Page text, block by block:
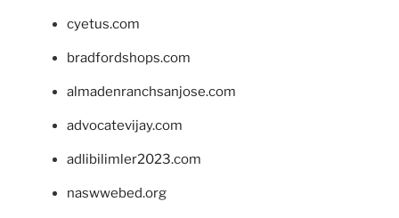
cyetus.com
bradfordshops.com
almadenranchsanjose.com
advocatevijay.com
adlibilimler2023.com
naswwebed.org